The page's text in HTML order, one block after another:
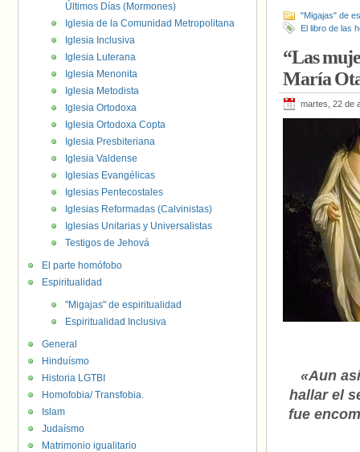
"Migajas" de
El libro de las
“Las
María
martes, 22 de
«Aun
hallar el
fue
Últimos Días (Mormones)
Iglesia de la Comunidad Metropolitana
Iglesia Inclusiva
Iglesia Luterana
Iglesia Menonita
Iglesia Metodista
Iglesia Ortodoxa
Iglesia Ortodoxa Copta
Iglesia Presbiteriana
Iglesia Valdense
Iglesias Evangélicas
Iglesias Pentecostales
Iglesias Reformadas (Calvinistas)
Iglesias Unitarias y Universalistas
Testigos de Jehová
El parte homófobo
Espiritualidad
"Migajas" de espiritualidad
Espiritualidad Inclusiva
General
Hinduísmo
Historia LGTBI
Homofobia/ Transfobia.
Islam
Judaísmo
Matrimonio igualitario